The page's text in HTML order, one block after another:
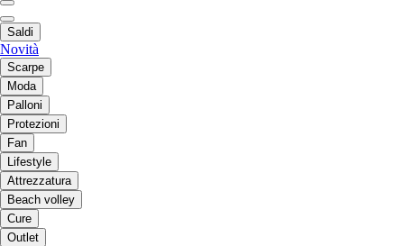
Saldi
Novità
Scarpe
Moda
Palloni
Protezioni
Fan
Lifestyle
Attrezzatura
Beach volley
Cure
Outlet